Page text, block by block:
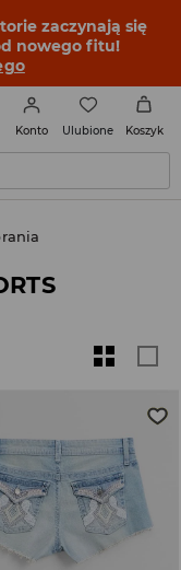
zaczynają się
nowego fitu!
Konto Ulubione Koszyk